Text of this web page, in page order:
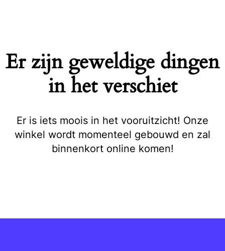
Er zijn geweldige dingen
in het verschiet
Er is iets moois in het vooruitzicht! Onze
winkel wordt momenteel gebouwd en zal
binnenkort online komen!